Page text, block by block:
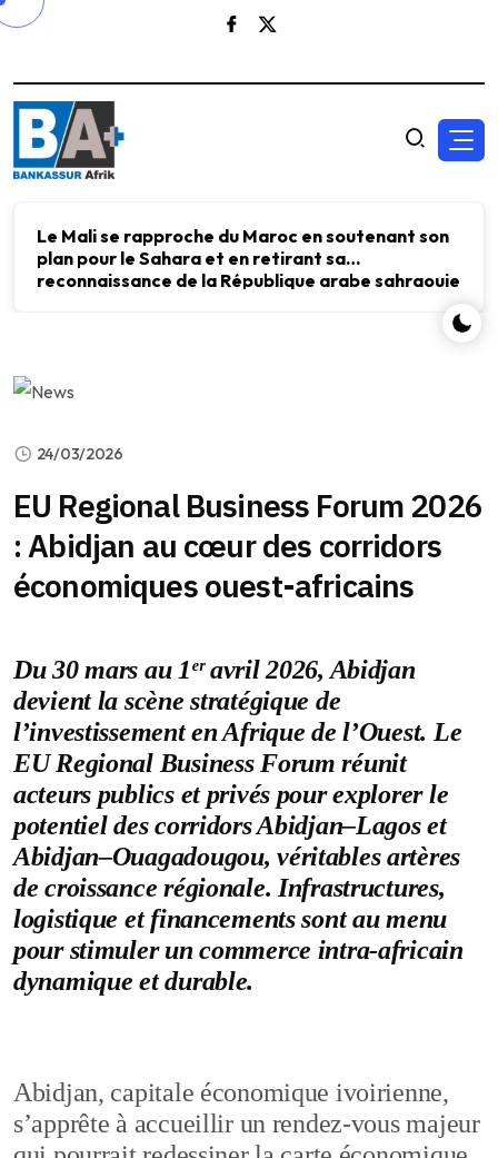
Le Mali se rapproche du Maroc en soutenant son
plan pour le Sahara et en retirant sa
reconnaissance de la République arabe sahraouie
24/03/2026
EU Regional Business Forum 2026
: Abidjan au cœur des corridors
économiques ouest-africains
Du 30 mars au 1ᵉʳ avril 2026, Abidjan
devient la scène stratégique de
l’investissement en Afrique de l’Ouest. Le
EU Regional Business Forum réunit
acteurs publics et privés pour explorer le
potentiel des corridors Abidjan–Lagos et
Abidjan–Ouagadougou, véritables artères
de croissance régionale. Infrastructures,
logistique et financements sont au menu
pour stimuler un commerce intra-africain
dynamique et durable.
Abidjan, capitale économique ivoirienne,
s’apprête à accueillir un rendez-vous majeur